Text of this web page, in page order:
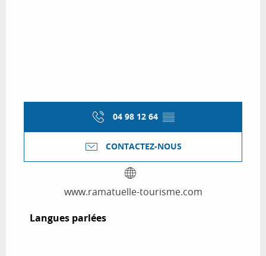
04 98 12 64 ▒▒
CONTACTEZ-NOUS
www.ramatuelle-tourisme.com
Langues parlées
Langues parlées